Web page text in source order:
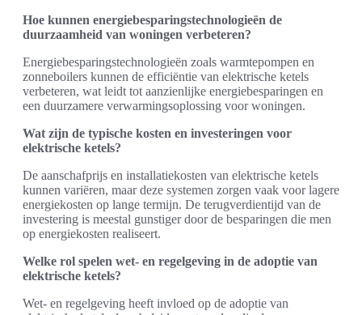
Hoe kunnen energiebesparingstechnologieën de
duurzaamheid van woningen verbeteren?
Energiebesparingstechnologieën zoals warmtepompen en
zonneboilers kunnen de efficiëntie van elektrische ketels
verbeteren, wat leidt tot aanzienlijke energiebesparingen en
een duurzamere verwarmingsoplossing voor woningen.
Wat zijn de typische kosten en investeringen voor
elektrische ketels?
De aanschafprijs en installatiekosten van elektrische ketels
kunnen variëren, maar deze systemen zorgen vaak voor lagere
energiekosten op lange termijn. De terugverdientijd van de
investering is meestal gunstiger door de besparingen die men
op energiekosten realiseert.
Welke rol spelen wet- en regelgeving in de adoptie van
elektrische ketels?
Wet- en regelgeving heeft invloed op de adoptie van